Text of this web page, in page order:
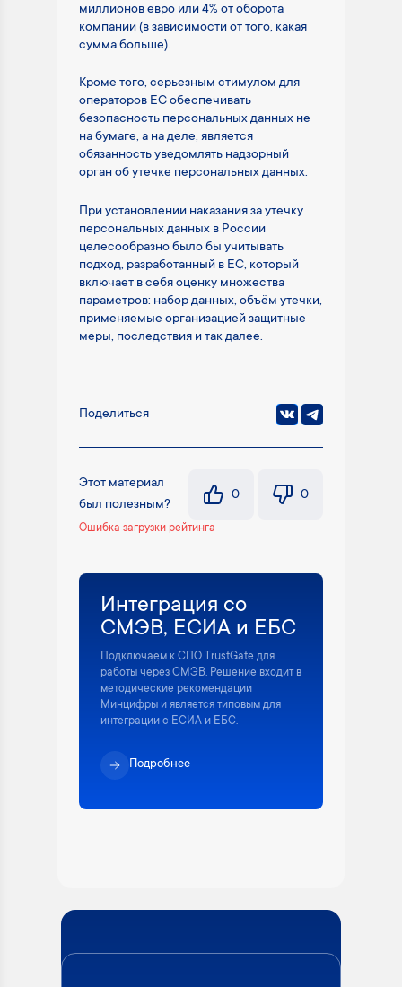
миллионов евро или 4% от оборота
компании (в зависимости от того, какая
сумма больше).
Кроме того, серьезным стимулом для
операторов ЕС обеспечивать
безопасность персональных данных не
на бумаге, а на деле, является
обязанность уведомлять надзорный
орган об утечке персональных данных.
При установлении наказания за утечку
персональных данных в России
целесообразно было бы учитывать
подход, разработанный в ЕС, который
включает в себя оценку множества
параметров: набор данных, объём утечки,
применяемые организацией защитные
меры, последствия и так далее.
Поделиться
Этот материал
был полезным?
0 0
Ошибка загрузки рейтинга
Интеграция со
СМЭВ, ЕСИА и ЕБС
Подключаем к СПО TrustGate для
работы через СМЭВ. Решение входит в
методические рекомендации
Минцифры и является типовым для
интеграции с ЕСИА и ЕБС.
Подробнее